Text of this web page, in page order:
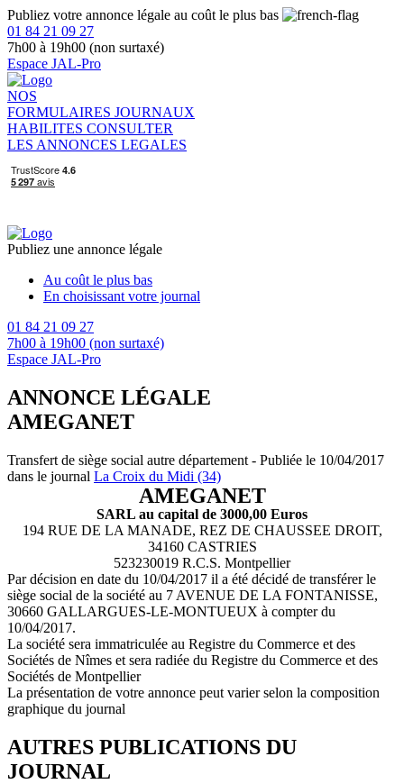
Publiez votre annonce légale au coût le plus bas
01 84 21 09 27
7h00 à 19h00 (non surtaxé)
Espace JAL-Pro
NOS
FORMULAIRES JOURNAUX
HABILITES CONSULTER
LES ANNONCES LEGALES
Publiez une annonce légale
Au coût le plus bas
En choisissant votre journal
01 84 21 09 27
7h00 à 19h00 (non surtaxé)
Espace JAL-Pro
ANNONCE LÉGALE
AMEGANET
Transfert de siège social autre département - Publiée le 10/04/2017
dans le journal La Croix du Midi (34)
AMEGANET
SARL au capital de 3000,00 Euros
194 RUE DE LA MANADE, REZ DE CHAUSSEE DROIT,
34160 CASTRIES
523230019 R.C.S. Montpellier
Par décision en date du 10/04/2017 il a été décidé de transférer le
siège social de la société au 7 AVENUE DE LA FONTANISSE,
30660 GALLARGUES-LE-MONTUEUX à compter du
10/04/2017.
La société sera immatriculée au Registre du Commerce et des
Sociétés de Nîmes et sera radiée du Registre du Commerce et des
Sociétés de Montpellier
La présentation de votre annonce peut varier selon la composition
graphique du journal
AUTRES PUBLICATIONS DU
JOURNAL